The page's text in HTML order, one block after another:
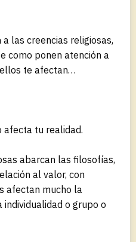
las creencias religiosas,
como ponen atención a
te afectan…
afecta tu realidad.
abarcan las filosofías,
al valor, con
afectan mucho la
o grupo o